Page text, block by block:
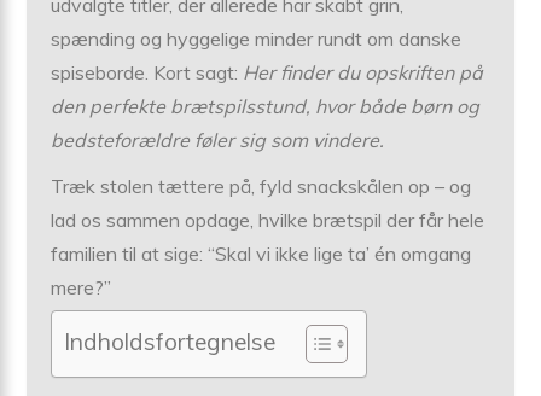
spænding og hyggelige minder rundt om danske
spiseborde. Kort sagt: Her finder du opskriften på
den perfekte brætspilsstund, hvor både børn og
bedsteforældre føler sig som vindere.
Træk stolen tættere på, fyld snackskålen op – og
lad os sammen opdage, hvilke brætspil der får hele
familien til at sige: “Skal vi ikke lige ta’ én omgang
mere?”
Indholdsfortegnelse